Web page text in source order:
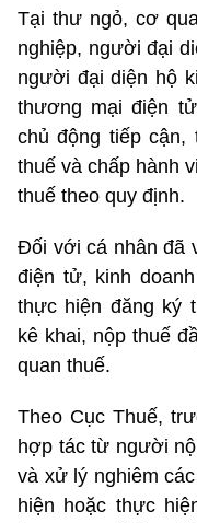
Tại thư ngỏ, cơ
nghiệp, người đại
người đại diện hộ
thương mại điện
chủ động tiếp cận,
thuế và chấp hành
thuế theo quy định.
Đối với cá nhân đã
điện tử, kinh
thực hiện đăng ký
kê khai, nộp thuế
quan thuế.
Theo Cục Thuế,
hợp tác từ người
và xử lý nghiêm
hiện hoặc thực